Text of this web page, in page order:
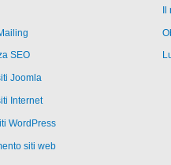
SEO
Joomla
Internet
WordPress
siti web
Il